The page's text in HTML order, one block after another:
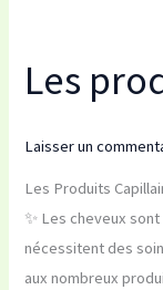
Les
Laisser un
Les Produits
✨ Les cheveux
nécessitent des
aux nombreux
Les
produits